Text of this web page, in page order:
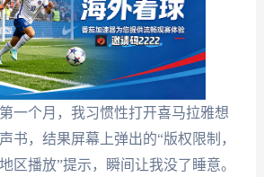
一个月，我习惯性打开喜马拉雅想
书，结果屏幕上弹出的“版权限制，
区播放”提示，瞬间让我没了睡意。